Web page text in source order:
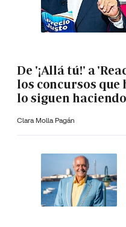
De '¡Allá tú!' a
los concursos
lo siguen
Clara Molla Pagán